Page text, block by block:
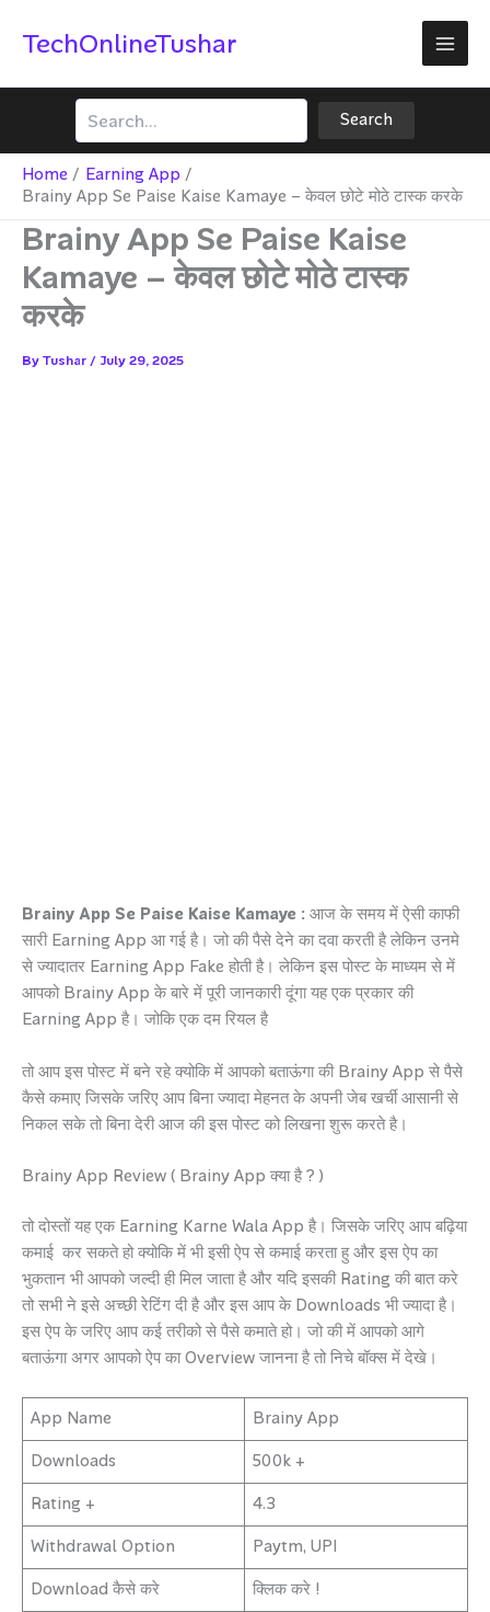
TechOnlineTushar
Search
Search
Home
Earning App
Brainy App Se Paise Kaise Kamaye – केवल छोटे मोठे टास्क करके
Brainy App Se Paise Kaise
Kamaye – केवल छोटे मोठे टास्क
करके
ByTushar / July 29, 2025
Brainy App Se Paise Kaise Kamaye : आज के समय में ऐसी काफी
सारी Earning App आ गई है। जो की पैसे देने का दवा करती है लेकिन उनमे
से ज्यादातर Earning App Fake होती है। लेकिन इस पोस्ट के माध्यम से में
आपको Brainy App के बारे में पूरी जानकारी दूंगा यह एक प्रकार की
Earning App है। जोकि एक दम रियल है
तो आप इस पोस्ट में बने रहे क्योकि में आपको बताऊंगा की Brainy App से पैसे
कैसे कमाए जिसके जरिए आप बिना ज्यादा मेहनत के अपनी जेब खर्ची आसानी से
निकल सके तो बिना देरी आज की इस पोस्ट को लिखना शुरू करते है।
Brainy App Review ( Brainy App क्या है ? )
तो दोस्तों यह एक Earning Karne Wala App है। जिसके जरिए आप बढ़िया
कमाई कर सकते हो क्योकि में भी इसी ऐप से कमाई करता हु और इस ऐप का
भुकतान भी आपको जल्दी ही मिल जाता है और यदि इसकी Rating की बात करे
तो सभी ने इसे अच्छी रेटिंग दी है और इस आप के Downloads भी ज्यादा है।
इस ऐप के जरिए आप कई तरीको से पैसे कमाते हो। जो की में आपको आगे
बताऊंगा अगर आपको ऐप का Overview जानना है तो निचे बॉक्स में देखे।
App Name Brainy App
Downloads 500k +
Rating + 4.3
Withdrawal Option Paytm, UPI
Download कैसे करे क्लिक करे !